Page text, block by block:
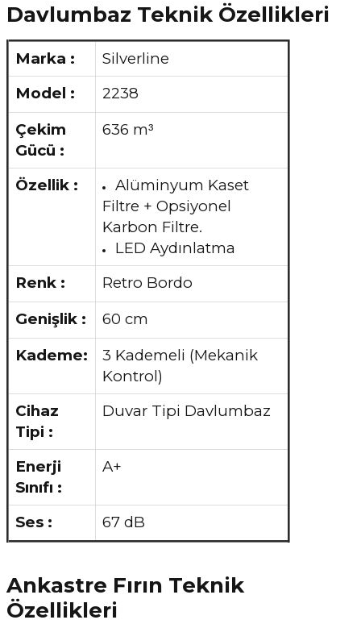
Davlumbaz Teknik Özellikleri
Marka :
Silverline
Model :
2238
Çekim
Gücü :
636 m³
Özellik :
Alüminyum Kaset
Filtre + Opsiyonel
Karbon Filtre.
LED Aydınlatma
Renk :
Retro Bordo
Genişlik :
60 cm
Kademe:
3 Kademeli (Mekanik
Kontrol)
Cihaz
Tipi :
Duvar Tipi Davlumbaz
Enerji
Sınıfı :
A+
Ses : 67 dB
Ankastre Fırın Teknik
Özellikleri